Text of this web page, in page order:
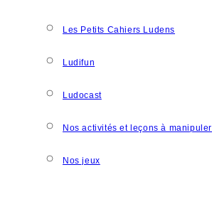
Les Petits Cahiers Ludens
Ludifun
Ludocast
Nos activités et leçons à manipuler
Nos jeux